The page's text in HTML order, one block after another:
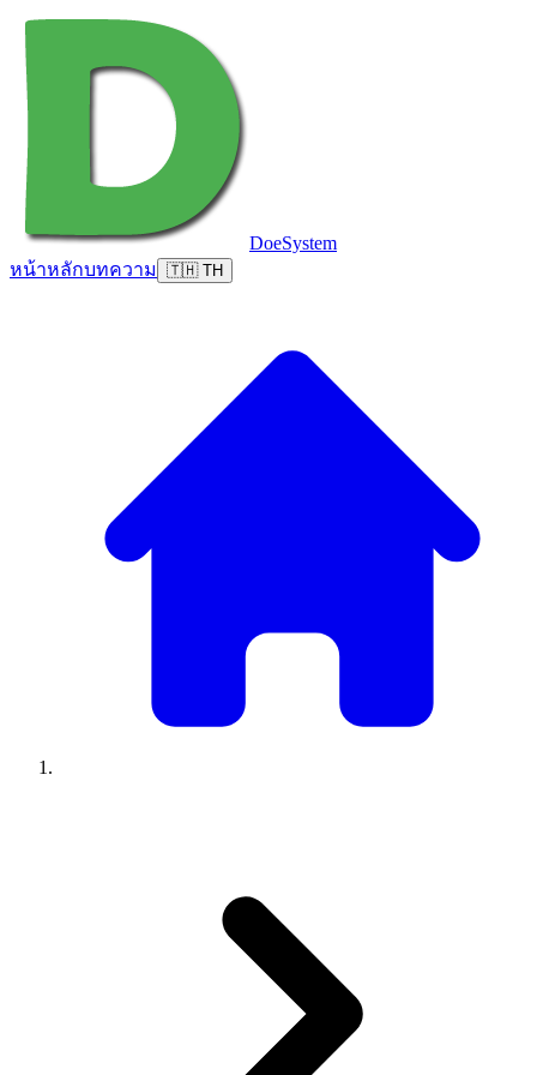
DoeSystem
หน้าหลักบทความ 🇹🇭 TH